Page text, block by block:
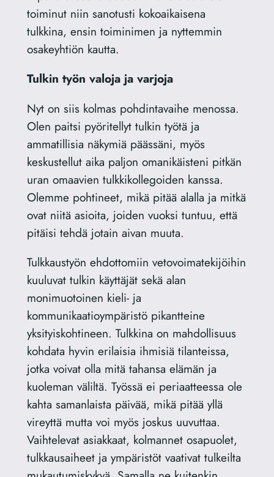
toiminut niin sanotusti kokoaikaisena
tulkkina, ensin toiminimen ja nyttemmin
osakeyhtiön kautta.
Tulkin työn valoja ja varjoja
Nyt on siis kolmas pohdintavaihe menossa.
Olen paitsi pyöritellyt tulkin työtä ja
ammatillisia näkymiä päässäni, myös
keskustellut aika paljon omanikäisteni pitkän
uran omaavien tulkkikollegoiden kanssa.
Olemme pohtineet, mikä pitää alalla ja mitkä
ovat niitä asioita, joiden vuoksi tuntuu, että
pitäisi tehdä jotain aivan muuta.
Tulkkaustyön ehdottomiin vetovoimatekijöihin
kuuluvat tulkin käyttäjät sekä alan
monimuotoinen kieli- ja
kommunikaatioympäristö pikantteine
yksityiskohtineen. Tulkkina on mahdollisuus
kohdata hyvin erilaisia ihmisiä tilanteissa,
jotka voivat olla mitä tahansa elämän ja
kuoleman väliltä. Työssä ei periaatteessa ole
kahta samanlaista päivää, mikä pitää yllä
vireyttä mutta voi myös joskus uuvuttaa.
Vaihtelevat asiakkaat, kolmannet osapuolet,
tulkkausaiheet ja ympäristöt vaativat tulkeilta